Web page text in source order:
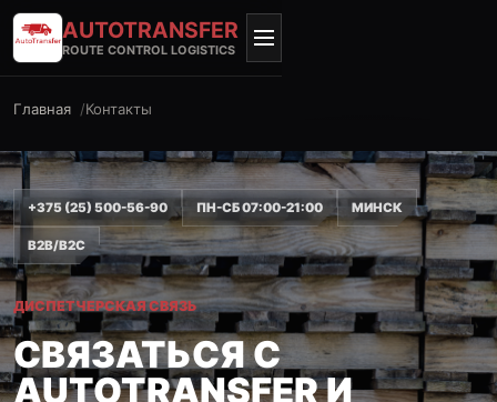
AUTOTRANSFER
ROUTE CONTROL LOGISTICS
Главная Контакты
+375 (25) 500-56-90 ПН-СБ 07:00-21:00 МИНСК
B2B/B2C
ДИСПЕТЧЕРСКАЯ СВЯЗЬ
СВЯЗАТЬСЯ С
AUTOTRANSFER И